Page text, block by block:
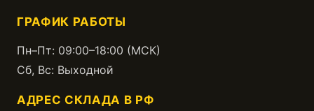
ГРАФИК РАБОТЫ
Пн–Пт: 09:00–18:00 (МСК)
Сб, Вс: Выходной
АДРЕС СКЛАДА В РФ